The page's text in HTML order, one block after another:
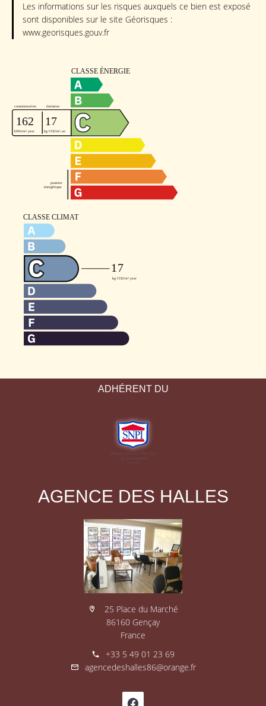
Les informations sur les risques auxquels ce bien est exposé
sont disponibles sur le site Géorisques :
www.georisques.gouv.fr
ADHÉRENT DU
AGENCE DES HALLES
25 Place du Marché
86160 Gençay
France
+33 5 49 01 23 69
agencedeshalles86@orange.fr